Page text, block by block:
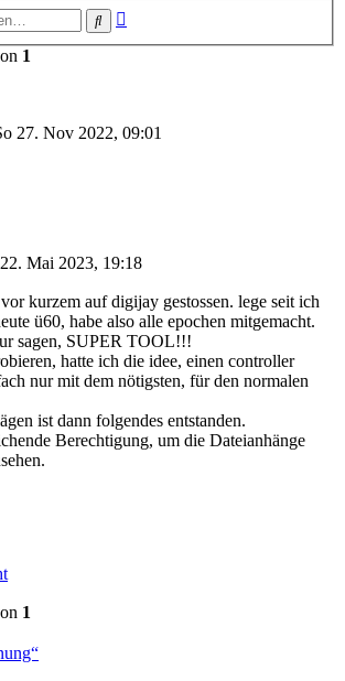
Suche
1
27. Nov 2022, 09:01
Mai 2023, 19:18
kurzem auf digijay gestossen. lege seit ich
ü60, habe also alle epochen mitgemacht.
sagen, SUPER TOOL!!!
hatte ich die idee, einen controller
nur mit dem nötigsten, für den normalen
ist dann folgendes entstanden.
Berechtigung, um die Dateianhänge
1